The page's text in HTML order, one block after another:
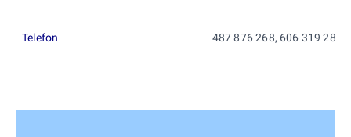
Telefon 487 876 268, 606 319 285